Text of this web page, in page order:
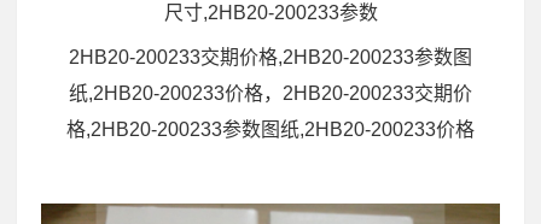
尺寸,2HB20-200233参数
2HB20-200233交期价格,2HB20-200233参数图
纸,2HB20-200233价格，2HB20-200233交期价
格,2HB20-200233参数图纸,2HB20-200233价格